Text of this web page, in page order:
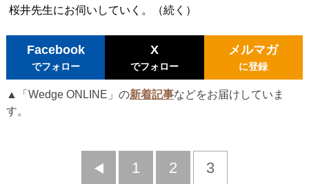
桜井先生にお伺いしていく。（続く）
Facebook
でフォロー
X
でフォロー
メルマガ
に登録
▲「Wedge ONLINE」の新着記事などをお届けしていま
す。
前
1 2 3